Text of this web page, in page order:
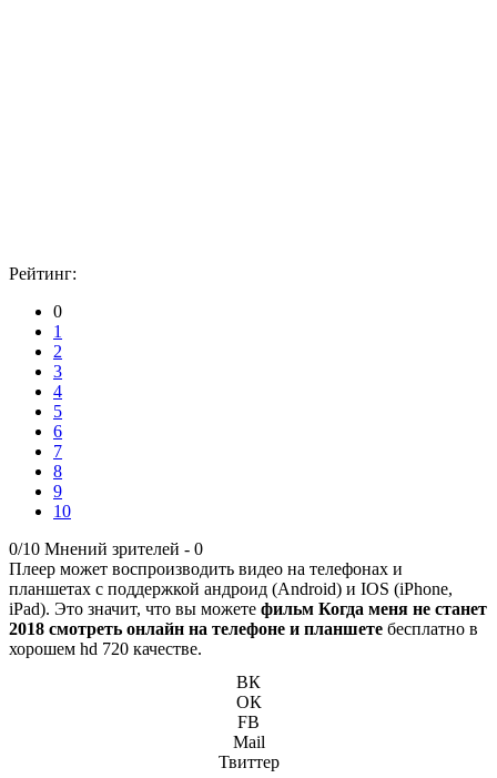
Рейтинг:
0
1
2
3
4
5
6
7
8
9
10
0/10 Мнений зрителей - 0
Плеер может воспроизводить видео на телефонах и
планшетах с поддержкой андроид (Android) и IOS (iPhone,
iPad). Это значит, что вы можете фильм Когда меня не станет
2018 смотреть онлайн на телефоне и планшете бесплатно в
хорошем hd 720 качестве.
ВК
ОК
FB
Mail
Твиттер